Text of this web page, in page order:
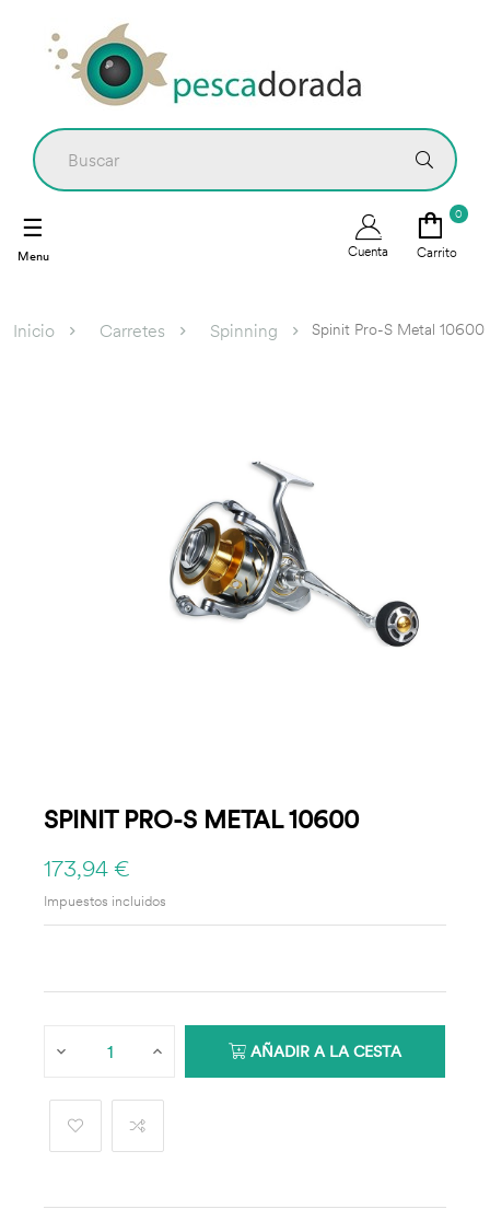
Cuenta
0
Carrito
Navegación
de
☰
Inicio Carretes Spinning Spinit Pro-S Metal 10600
SPINIT PRO-S METAL 10600
173,94 €
Impuestos incluidos
AÑADIR A LA CESTA